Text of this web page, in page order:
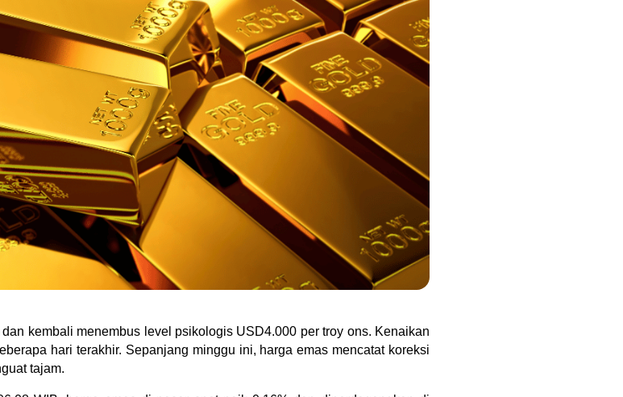
kembali menembus level psikologis USD4.000 per troy ons. Kenaikan
hari terakhir. Sepanjang minggu ini, harga emas mencatat koreksi
tajam.